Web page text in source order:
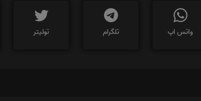
واتس اپ تلگرام توئیتر